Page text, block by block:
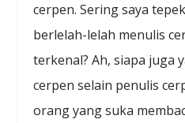
cerpen. Sering saya
berlelah-lelah menulis
terkenal? Ah, siapa juga
cerpen selain penulis
orang yang suka